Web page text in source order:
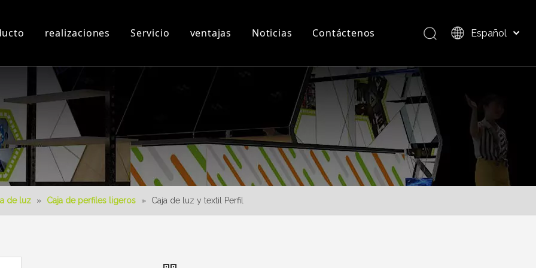
Taller y Equipos Preguntas más frecuentes
Videos 3D Descripción del producto
realizaciones Servicio ventajas Noticias
Nuevo producto
Contáctenos Español
العربية
日本語
Pусский
Nederlands
Português
Français
English
de luz » Caja de perfiles ligeros » Caja de luz y textil Perfil